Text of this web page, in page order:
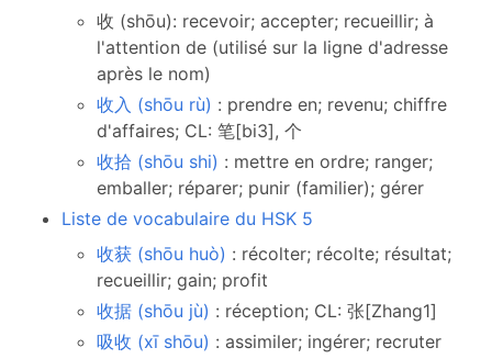
收 (shōu): recevoir; accepter; recueillir; à
l'attention de (utilisé sur la ligne d'adresse
après le nom)
收入 (shōu rù) : prendre en; revenu; chiffre
d'affaires; CL: 笔[bi3], 个
收拾 (shōu shi) : mettre en ordre; ranger;
emballer; réparer; punir (familier); gérer
Liste de vocabulaire du HSK 5
收获 (shōu huò) : récolter; récolte; résultat;
recueillir; gain; profit
收据 (shōu jù) : réception; CL: 张[Zhang1]
吸收 (xī shōu) : assimiler; ingérer; recruter